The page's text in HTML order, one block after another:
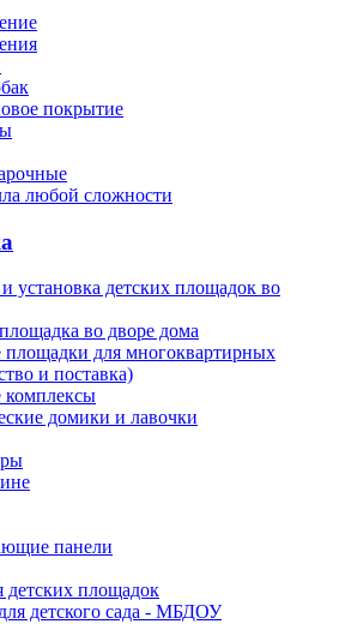
покрытие
любой сложности
установка детских площадок во
во дворе дома
площадки для многоквартирных
и поставка)
комплексы
домики и лавочки
панели
детских площадок
детского сада - МБДОУ